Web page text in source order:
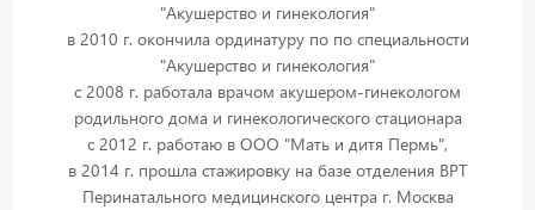
"Акушерство и гинекология"
в 2010 г. окончила ординатуру по по специальности
"Акушерство и гинекология"
с 2008 г. работала врачом акушером-гинекологом
родильного дома и гинекологического стационара
с 2012 г. работаю в ООО "Мать и дитя Пермь",
в 2014 г. прошла стажировку на базе отделения ВРТ
Перинатального медицинского центра г. Москва